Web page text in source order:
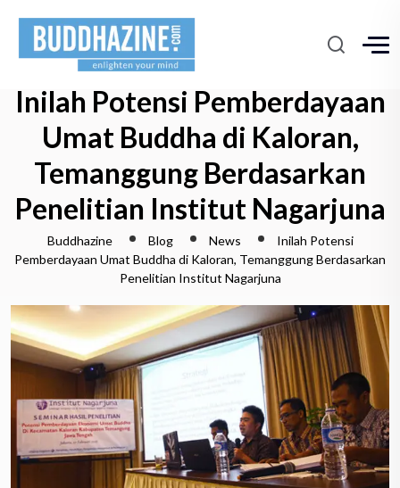
Inilah Potensi Pemberdayaan
Umat Buddha di Kaloran,
Temanggung Berdasarkan
Penelitian Institut Nagarjuna
Buddhazine Blog News
Inilah Potensi
Pemberdayaan Umat Buddha di Kaloran, Temanggung Berdasarkan
Penelitian Institut Nagarjuna